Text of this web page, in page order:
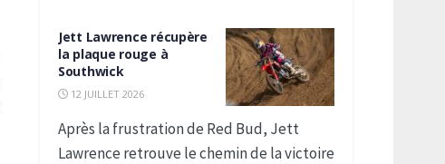
Jett Lawrence récupère
la plaque rouge à
Southwick
12 JUILLET 2026
Après la frustration de Red Bud, Jett
Lawrence retrouve le chemin de la victoire